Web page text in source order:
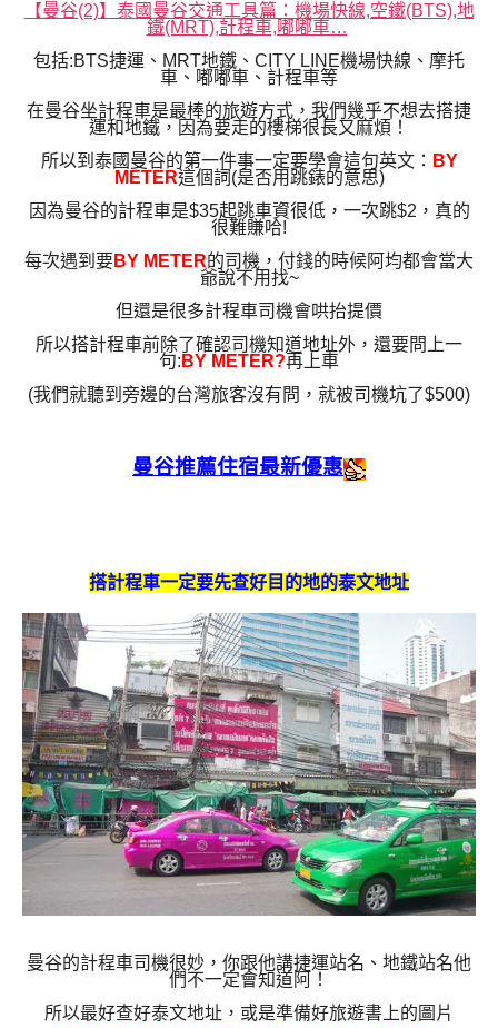
【曼谷(2)】泰國曼谷交通工具篇：機場快線,空鐵(BTS),地
鐵(MRT),計程車,嘟嘟車…
包括:BTS捷運、MRT地鐵、CITY LINE機場快線、摩托
車、嘟嘟車、計程車等
在曼谷坐計程車是最棒的旅遊方式，我們幾乎不想去搭捷
運和地鐵， 因為要走的樓梯很長又麻煩！
所以到泰國曼谷的第一件事一定要學會這句英文： BY
METER這個詞(是否用跳錶的意思)
因為曼谷的計程車是$35起跳車資很低，一次跳$2，真的
很難賺哈!
每次遇到要BY METER的司機，付錢的時候阿均都會當大
爺說不用找~
但還是很多計程車司機會哄抬提價
所以搭計程車前除了確認司機知道地址外，還要問上一
句: BY METER?再上車
(我們就聽到旁邊的台灣旅客沒有問，就被司機坑了$500)
曼谷推薦住宿最新優惠
搭計程車一定要先查好目的地的泰文地址
曼谷的計程車司機很妙，你跟他講捷運站名、地鐵站名他
們不一定會知道阿！
所以最好查好泰文地址，或是準備好旅遊書上的圖片